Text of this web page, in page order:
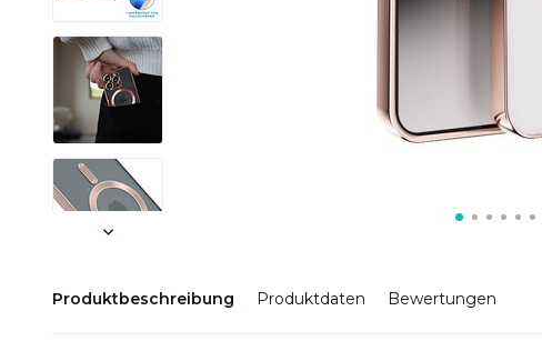
Produktbeschreibung Produktdaten Bewertungen